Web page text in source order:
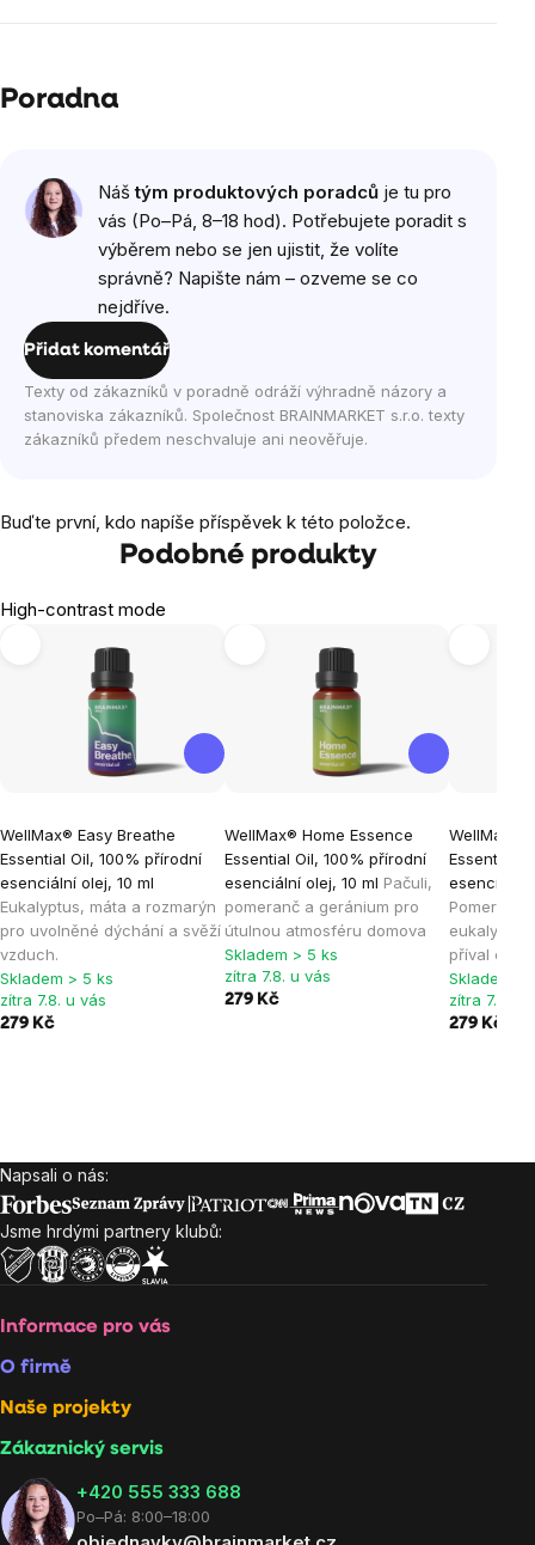
Poradna
Náštým produktových poradců je tu pro
vás (Po–Pá, 8–18 hod). Potřebujete poradit s
výběrem nebo se jen ujistit, že volíte
správně? Napište nám – ozveme se co
nejdříve.
Přidat komentář
Texty od zákazníků v poradně odráží výhradně názory a
stanoviska zákazníků. Společnost BRAINMARKET s.r.o. texty
zákazníků předem neschvaluje ani neověřuje.
Buďte první, kdo napíše příspěvek k této položce.
Podobné produkty
High-contrast mode
WellMax® Easy Breathe
Essential Oil, 100% přírodní
esenciální olej, 10 ml
Eukalyptus, máta a rozmarýn
pro uvolněné dýchání a svěží
vzduch.
Skladem > 5 ks
zítra 7.8. u vás
279 Kč
WellMax® Home Essence
Essential Oil, 100% přírodní
esenciální olej, 10 ml Pačuli,
pomeranč a geránium pro
útulnou atmosféru domova
Skladem > 5 ks
zítra 7.8. u vás
279 Kč
WellMax®
Essential
esenciální
příval
Skladem >
zítra 7.8. u
279 Kč
Zápatí
Napsali o nás:
Jsme hrdými partnery klubů:
Informace pro vás
O firmě
Naše projekty
Zákaznický servis
‭+420 555 333 688
Po–Pá: 8:00–18:00